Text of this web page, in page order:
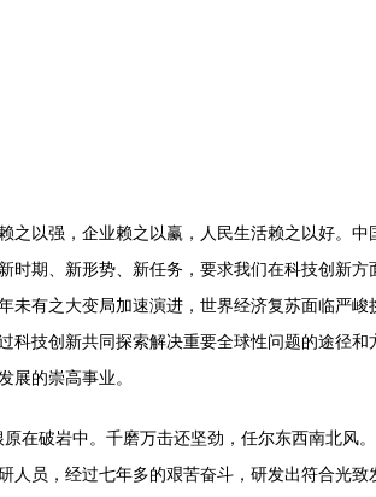
之以强，企业赖之以赢，人民生活赖之以好。中
时期、新形势、新任务，要求我们在科技创新方
未有之大变局加速演进，世界经济复苏面临严峻
科技创新共同探索解决重要全球性问题的途径和
展的崇高事业。
在破岩中。千磨万击还坚劲，任尔东西南北风。
人员，经过七年多的艰苦奋斗，研发出符合光致